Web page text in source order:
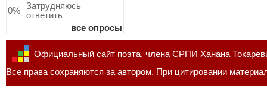
0%
Затрудняюсь
ответить
все опросы
Официальный сайт поэта, члена СРПИ Ханана
Все права сохраняются за автором. При цитировании